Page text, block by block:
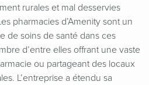
rurales et mal desservies
pharmacies d’Amenity sont un
de soins de santé dans ces
d’entre elles offrant une vaste
ou partageant des locaux
L’entreprise a étendu sa